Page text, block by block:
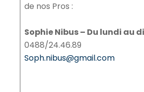
de nos Pros :
Sophie Nibus – Du lundi au
0488/24.46.89
Soph.nibus@gmail.com